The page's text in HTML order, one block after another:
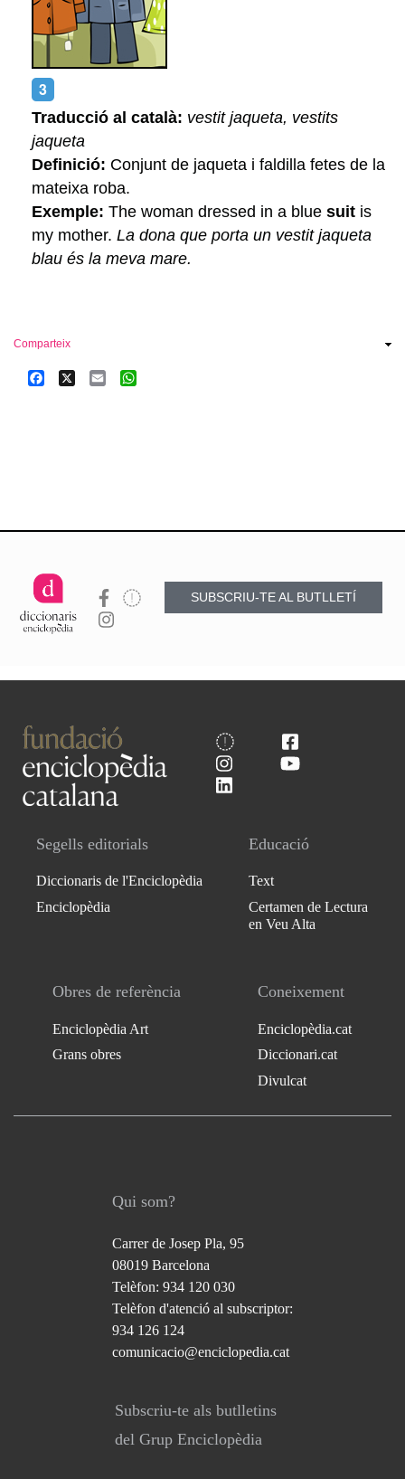
Traducció al català: vestit jaqueta, vestits
jaqueta
Definició: Conjunt de jaqueta i faldilla fetes de la
mateixa roba.
Exemple: The woman dressed in a blue suit is
my mother. La dona que porta un vestit jaqueta
blau és la meva mare.
Comparteix
Facebook Email
SUBSCRIU-TE AL BUTLLETÍ
Segells editorials
Diccionaris de l'Enciclopèdia
Enciclopèdia
Educació
Text
Certamen de Lectura
en Veu Alta
Obres de referència
Enciclopèdia Art
Grans obres
Coneixement
Enciclopèdia.cat
Diccionari.cat
Divulcat
Qui som?
Carrer de Josep Pla, 95
08019 Barcelona
Telèfon: 934 120 030
Telèfon d'atenció al subscriptor:
934 126 124
comunicacio@enciclopedia.cat
Subscriu-te als butlletins
del Grup Enciclopèdia